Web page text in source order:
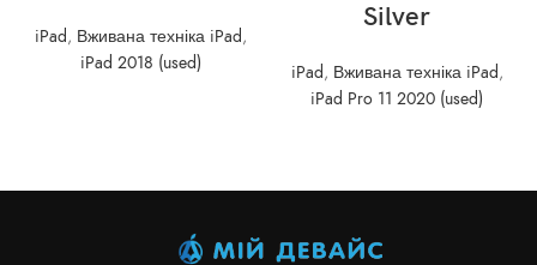
iPad, Вживана техніка iPad,
iPad 2018 (used)
Silver
iPad, Вживана техніка iPad,
iPad Pro 11 2020 (used)